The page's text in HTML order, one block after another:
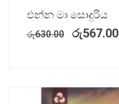
එන්න මා සොදුරිය
රු630.00 රු567.00